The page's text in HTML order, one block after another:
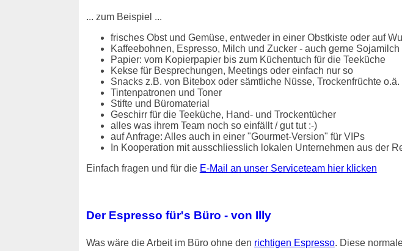
... zum Beispiel ...
frisches Obst und Gemüse, entweder in einer Obstkiste oder auf
Kaffeebohnen, Espresso, Milch und Zucker - auch gerne Sojamilch
Papier: vom Kopierpapier bis zum Küchentuch für die Teeküche
Kekse für Besprechungen, Meetings oder einfach nur so
Snacks z.B. von Bitebox oder sämtliche Nüsse, Trockenfrüchte o.ä.
Tintenpatronen und Toner
Stifte und Büromaterial
Geschirr für die Teeküche, Hand- und Trockentücher
alles was ihrem Team noch so einfällt / gut tut :-)
auf Anfrage: Alles auch in einer "Gourmet-Version" für VIPs
In Kooperation mit ausschliesslich lokalen Unternehmen aus der
Einfach fragen und für die E-Mail an unser Serviceteam hier klicken
Der Espresso für's Büro - von Illy
Was wäre die Arbeit im Büro ohne den richtigen Espresso. Diese